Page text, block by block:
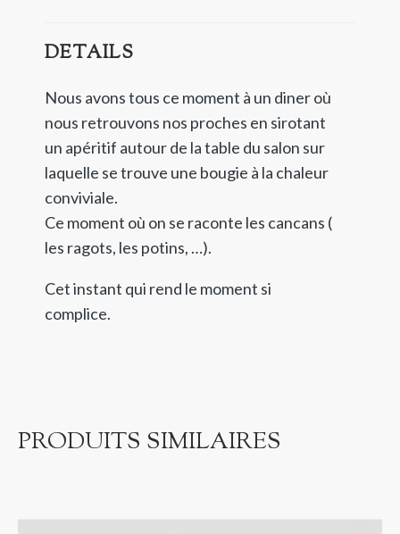
DETAILS
Nous avons tous ce moment à un diner où
nous retrouvons nos proches en sirotant
un apéritif autour de la table du salon sur
laquelle se trouve une bougie à la chaleur
conviviale.
Ce moment où on se raconte les cancans (
les ragots, les potins, …).
Cet instant qui rend le moment si
complice.
PRODUITS SIMILAIRES